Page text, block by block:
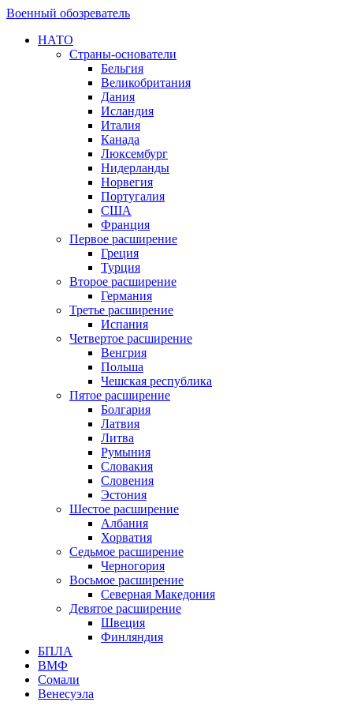
Военный обозреватель
НАТО
Страны-основатели
Бельгия
Великобритания
Дания
Исландия
Италия
Канада
Люксембург
Нидерланды
Норвегия
Португалия
США
Франция
Первое расширение
Греция
Турция
Второе расширение
Германия
Третье расширение
Испания
Четвертое расширение
Венгрия
Польша
Чешская республика
Пятое расширение
Болгария
Латвия
Литва
Румыния
Словакия
Словения
Эстония
Шестое расширение
Албания
Хорватия
Седьмое расширение
Черногория
Восьмое расширение
Северная Македония
Девятое расширение
Швеция
Финляндия
БПЛА
ВМФ
Сомали
Венесуэла